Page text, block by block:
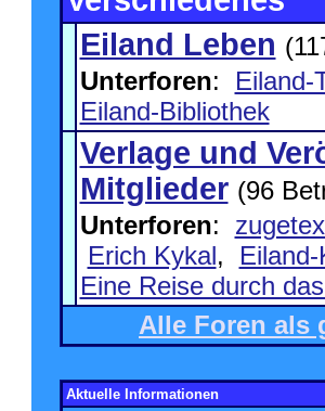
Eiland Leben
Unterforen: Eiland-
Eiland-Bibliothek
Verlage und
Mitglieder (96
Unterforen:
Erich Kykal,
Eine Reise durch
Alle Foren als
Aktuelle Informationen